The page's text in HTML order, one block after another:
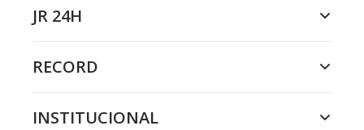
JR 24H
RECORD
INSTITUCIONAL